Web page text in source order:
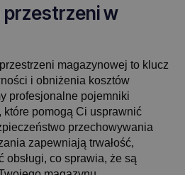
przestrzeni w
magazynowej to klucz
i obniżenia kosztów
profesjonalne pojemniki
które pomogą Ci usprawnić
przechowywania
zapewniają trwałość,
obsługi, co sprawia, że są